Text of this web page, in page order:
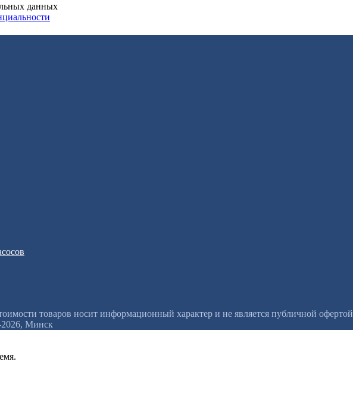
данных
товаров носит информационный характер и не является публичной офертой
Минск